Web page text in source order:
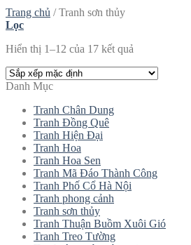
Trang chủ /Tranh sơn thủy
Lọc
Hiển thị 1–12 của 17 kết quả
Danh Mục
Tranh Chân Dung
Tranh Đồng Quê
Tranh Hiện Đại
Tranh Hoa
Tranh Hoa Sen
Tranh Mã Đáo Thành Công
Tranh Phố Cổ Hà Nội
Tranh phong cảnh
Tranh sơn thủy
Tranh Thuận Buồm Xuôi Gió
Tranh Treo Tường